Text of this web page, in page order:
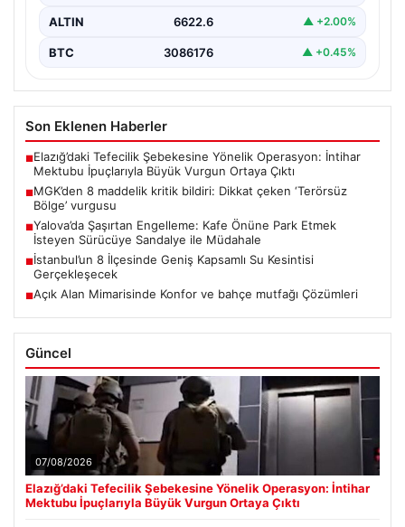
ALTIN 6622.6 ▲ +2.00%
BTC 3086176 ▲ +0.45%
Son Eklenen Haberler
■Elazığ’daki Tefecilik Şebekesine Yönelik Operasyon: İntihar
Mektubu İpuçlarıyla Büyük Vurgun Ortaya Çıktı
■MGK’den 8 maddelik kritik bildiri: Dikkat çeken ‘Terörsüz
Bölge’ vurgusu
■Yalova’da Şaşırtan Engelleme: Kafe Önüne Park Etmek
İsteyen Sürücüye Sandalye ile Müdahale
■İstanbul’un 8 İlçesinde Geniş Kapsamlı Su Kesintisi
Gerçekleşecek
■Açık Alan Mimarisinde Konfor ve bahçe mutfağı Çözümleri
Güncel
07/08/2026
Elazığ’daki Tefecilik Şebekesine Yönelik Operasyon: İntihar
Mektubu İpuçlarıyla Büyük Vurgun Ortaya Çıktı